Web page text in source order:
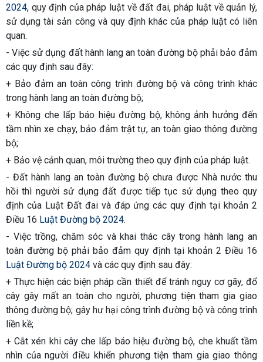
2024, quy định của pháp luật về đất đai, pháp luật về quản lý,
sử dụng tài sản công và quy định khác của pháp luật có liên
quan.
- Việc sử dụng đất hành lang an toàn đường bộ phải bảo đảm
các quy định sau đây:
+ Bảo đảm an toàn công trình đường bộ và công trình khác
trong hành lang an toàn đường bộ;
+ Không che lấp báo hiệu đường bộ, không ảnh hưởng đến
tầm nhìn xe chạy, bảo đảm trật tự, an toàn giao thông đường
bộ;
+ Bảo vệ cảnh quan, môi trường theo quy định của pháp luật.
- Đất hành lang an toàn đường bộ chưa được Nhà nước thu
hồi thì người sử dụng đất được tiếp tục sử dụng theo quy
định của Luật Đất đai và đáp ứng các quy định tại khoản 2
Điều 16 Luật Đường bộ 2024.
- Việc trồng, chăm sóc và khai thác cây trong hành lang an
toàn đường bộ phải bảo đảm quy định tại khoản 2 Điều 16
Luật Đường bộ 2024 và các quy định sau đây:
+ Thực hiện các biện pháp cần thiết để tránh nguy cơ gãy, đổ
cây gây mất an toàn cho người, phương tiện tham gia giao
thông đường bộ; gây hư hại công trình đường bộ và công trình
liền kề;
+ Cắt xén khi cây che lấp báo hiệu đường bộ, che khuất tầm
nhìn của người điều khiển phương tiện tham gia giao thông